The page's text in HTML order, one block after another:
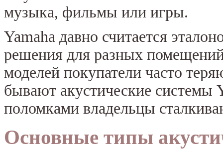
музыка, фильмы или игры.
Yamaha давно считается
решения для разных
моделей покупатели часто
бывают акустические системы
поломками владельцы
Основные типы